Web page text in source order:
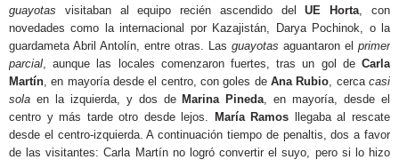
guayotas visitaban al equipo recién ascendido delUE Horta, con
novedades como la internacional por Kazajistán, Darya Pochinok, o la
guardameta Abril Antolín, entre otras. Las guayotas aguantaron el primer
parcial, aunque las locales comenzaron fuertes, tras un gol de Carla
Martín, en mayoría desde el centro, con goles de Ana Rubio, cercacasi
sola en la izquierda, y dos de Marina Pineda, en mayoría, desde el
centro y más tarde otro desde lejos.
María Ramos llegaba al rescate
desde el centro-izquierda. A continuación tiempo de penaltis, dos a favor
de las visitantes: Carla Martín no logró convertir el suyo, pero si lo hizo